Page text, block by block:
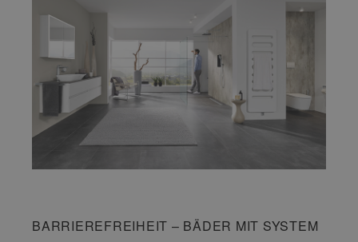
BARRIEREFREIHEIT – BÄDER MIT SYSTEM